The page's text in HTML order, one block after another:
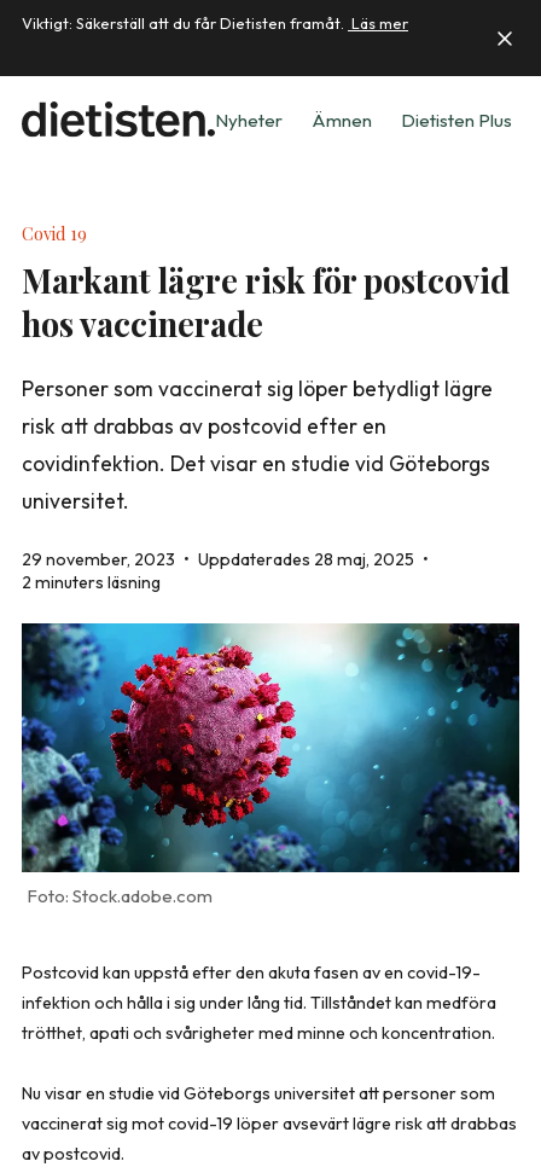
Viktigt: Säkerställ att du får Dietisten framåt. Läs mer
Nyheter Ämnen Dietisten Plus
Covid 19
Markant lägre risk för postcovid
hos vaccinerade
Personer som vaccinerat sig löper betydligt lägre
risk att drabbas av postcovid efter en
covidinfektion. Det visar en studie vid Göteborgs
universitet.
29 november, 2023 • Uppdaterades 28 maj, 2025 •
2 minuters läsning
Stock.adobe.com
Postcovid kan uppstå efter den akuta fasen av en covid-19-
infektion och hålla i sig under lång tid. Tillståndet kan medföra
trötthet, apati och svårigheter med minne och koncentration.
Nu visar en studie vid Göteborgs universitet att personer som
vaccinerat sig mot covid-19 löper avsevärt lägre risk att drabbas
av postcovid.